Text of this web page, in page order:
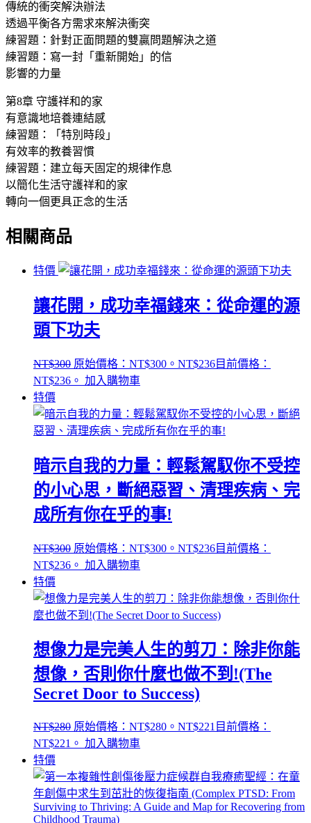
傳統的衝突解決辦法
透過平衡各方需求來解決衝突
練習題：針對正面問題的雙贏問題解決之道
練習題：寫一封「重新開始」的信
影響的力量
第8章 守護祥和的家
有意識地培養連結感
練習題：「特別時段」
有效率的教養習慣
練習題：建立每天固定的規律作息
以簡化生活守護祥和的家
轉向一個更具正念的生活
相關商品
特價
讓花開，成功幸福錢來：從命運的源
頭下功夫
NT$300 原始價格：NT$300。 NT$236目前價格：
NT$236。 加入購物車
特價
暗示自我的力量：輕鬆駕馭你不受控
的小心思，斷絕惡習、清理疾病、完
成所有你在乎的事!
NT$300 原始價格：NT$300。 NT$236目前價格：
NT$236。 加入購物車
特價
想像力是完美人生的剪刀：除非你能
想像，否則你什麼也做不到!(The
Secret Door to Success)
NT$280 原始價格：NT$280。 NT$221 目前價格：
NT$221。 加入購物車
特價